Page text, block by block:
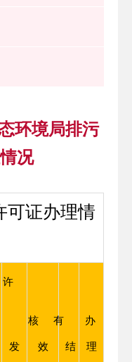
环境局排污
况
可证办理情
许
核
发
有
效
办
结 理